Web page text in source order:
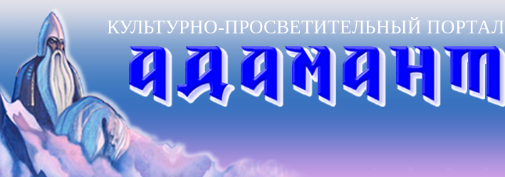
КУЛЬТУРНО-ПРОСВЕТИТЕЛЬНЫЙ ПОРТАЛ